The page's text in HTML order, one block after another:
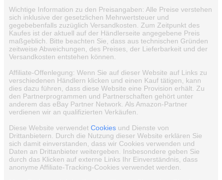
Wichtige Information zu den Preisangaben: Alle Preise verstehen
sich inklusive der gesetzlichen Mehrwertsteuer und
gegebebenfalls zuzüglich Versandkosten. Zum Zeitpunkt des
Kaufes ist der aktuell auf der Händlerseite angegebene Preis
maßgeblich. Bitte beachten Sie, dass aus technischen Gründen
zeitweise Abweichungen, des Preises, der Lieferbarkeit und der
Versandkosten entstehen können.
Affiliate-Offenlegung: Wenn Sie auf dieser Website auf Links zu
verschiedenen Händlern klicken und einen Kauf tätigen, kann
dies dazu führen, dass diese Website eine Provision erhält. Zu
den Partnerprogrammen und Partnerschaften gehört unter
anderem das eBay Partner Network. Als Amazon-Partner
verdienen wir an qualifizierten Verkäufen.
Diese Website verwendet Cookies und Dienste von
Drittanbietern. Durch die Nutzung dieser Website erklären Sie
sich damit einverstanden, dass wir Cookies verwenden und
Daten an Drittanbieter weitergeben. Insbesondere geben Sie
durch das Klicken auf externe Links Ihr Einverständnis, dass
anonyme Affiliate-Tracking-Cookies verwendet werden.